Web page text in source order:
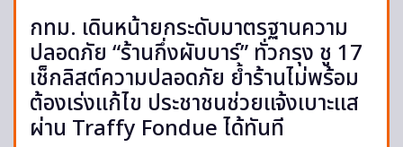
กทม. เดินหน้ายกระดับมาตรฐานความ
ปลอดภัย “ร้านกึ่งผับบาร์” ทั่วกรุง ชู 17
เช็กลิสต์ความปลอดภัย ย้ำร้านไม่พร้อม
ต้องเร่งแก้ไข ประชาชนช่วยแจ้งเบาะแส
ผ่าน Traffy Fondue ได้ทันที